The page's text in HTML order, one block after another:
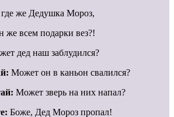
же Дедушка Мороз,
же всем подарки вез?!
дед наш заблудился?
Может он в каньон свалился?
Может зверь на них напал?
Боже, Дед Мороз пропал!